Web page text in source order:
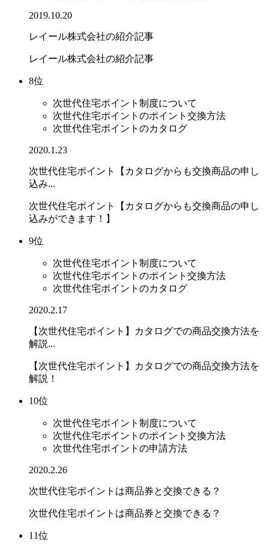
2019.10.20
レイール株式会社の紹介記事
レイール株式会社の紹介記事
8位
次世代住宅ポイント制度について
次世代住宅ポイントのポイント交換方法
次世代住宅ポイントのカタログ
2020.1.23
次世代住宅ポイント【カタログからも交換商品の申し
込み...
次世代住宅ポイント【カタログからも交換商品の申し
込みができます！】
9位
次世代住宅ポイント制度について
次世代住宅ポイントのポイント交換方法
次世代住宅ポイントのカタログ
2020.2.17
【次世代住宅ポイント】カタログでの商品交換方法を
解説...
【次世代住宅ポイント】カタログでの商品交換方法を
解説！
10位
次世代住宅ポイント制度について
次世代住宅ポイントのポイント交換方法
次世代住宅ポイントの申請方法
2020.2.26
次世代住宅ポイントは商品券と交換できる？
次世代住宅ポイントは商品券と交換できる？
11位